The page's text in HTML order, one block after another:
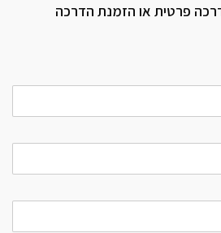
פרטית או הזמנת הדרכה